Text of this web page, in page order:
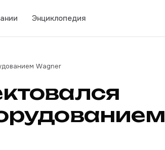
Энциклопедия
Wagner